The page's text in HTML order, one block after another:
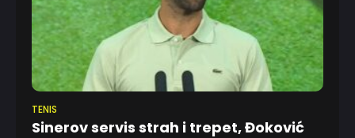
TENIS
Sinerov servis strah i trepet, Đoković